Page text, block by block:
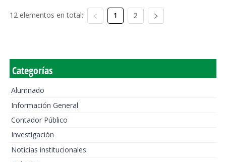
12 elementos en total: 1 2
Categorías
Alumnado
Información General
Contador Público
Investigación
Noticias institucionales